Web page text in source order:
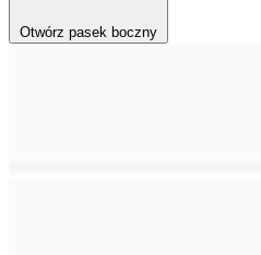
Otwórz pasek boczny